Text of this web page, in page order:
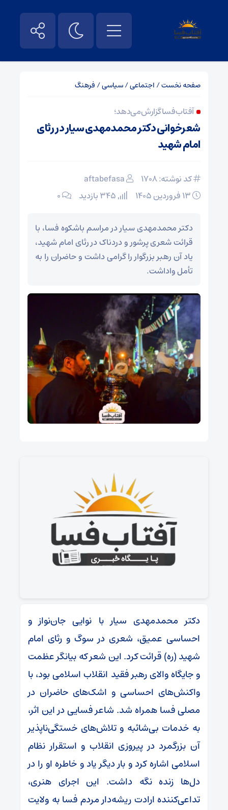
صفحه نخست/ اجتماعی/سیاسی/ فرهنگ
آفتاب فسا گزارش می‌دهد؛
شعرخوانی دکتر محمدمهدی سیار در رثای
امام شهید
کد نوشته: 1708
aftabefasa
۰
دکتر محمدمهدی سیار در مراسم باشکوه فسا، با
قرائت شعری پرشور و دردناک در رثای امام شهید،
یاد آن رهبر بزرگوار را گرامی داشت و حاضران را به
تأمل واداشت.
دکتر محمدمهدی سیار با نوایی جان‌نواز و
احساسی عمیق، شعری در سوگ و رثای امام
شهید (ره) قرائت کرد. این شعر که بیانگر عظمت
و جایگاه والای رهبر فقید انقلاب اسلامی بود، با
واکنش‌های احساسی و اشک‌های حاضران در
مصلی فسا همراه شد. شاعر فسایی در این اثر،
به خدمات بی‌شائبه و تلاش‌های خستگی‌ناپذیر
آن بزرگمرد در پیروزی انقلاب و استقرار نظام
اسلامی اشاره کرد و بار دیگر یاد و خاطره او را در
دل‌ها زنده نگه داشت. این اجرای هنری،
تداعی‌کننده ارادت ریشه‌دار مردم فسا به ولایت